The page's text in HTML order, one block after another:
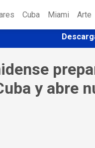
Cuba Miami Arte
y abre